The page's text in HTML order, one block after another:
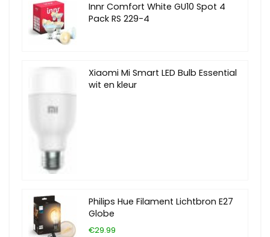
Innr Comfort White GU10 Spot 4
Pack RS 229-4
Xiaomi Mi Smart LED Bulb Essential
wit en kleur
Philips Hue Filament Lichtbron E27
Globe
€29.99